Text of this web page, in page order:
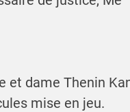
et dame Thenin
mise en jeu.